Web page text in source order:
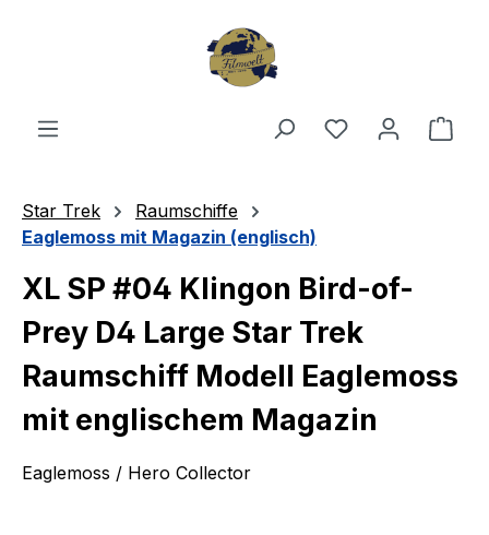
Du hast 0
Star Trek
Raumschiffe
Eaglemoss mit Magazin (englisch)
XL SP #04 Klingon Bird-of-
Prey D4 Large Star Trek
Raumschiff Modell Eaglemoss
mit englischem Magazin
Eaglemoss / Hero Collector